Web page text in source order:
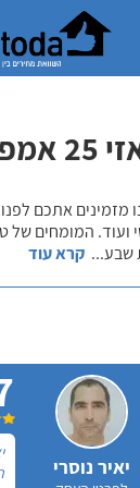
מזמינים אתכם
המומחים של
שבע... קרא עוד
יאיר נוסרי